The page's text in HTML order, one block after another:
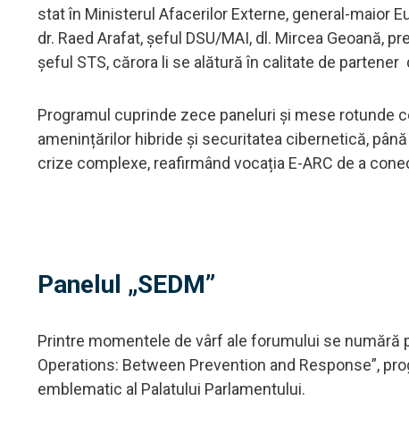
stat în Ministerul Afacerilor Externe, general-maior
dr. Raed Arafat, șeful DSU/MAI, dl. Mircea Geoană,
șeful STS, cărora li se alătură în calitate de partener
Programul cuprinde zece paneluri și mese rotunde
amenințărilor hibride și securitatea cibernetică,
crize complexe, reafirmând vocația E-ARC de a
Panelul „SEDM”
Printre momentele de vârf ale forumului se numără
Operations: Between Prevention and Response”,
emblematic al Palatului Parlamentului.